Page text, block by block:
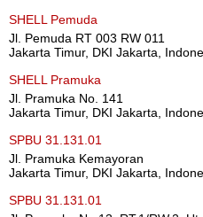
SHELL Pemuda
Jl. Pemuda RT 003 RW 011
Jakarta Timur, DKI Jakarta,
SHELL Pramuka
Jl. Pramuka No. 141
Jakarta Timur, DKI Jakarta,
SPBU 31.131.01
Jl. Pramuka Kemayoran
Jakarta Timur, DKI Jakarta,
SPBU 31.131.01